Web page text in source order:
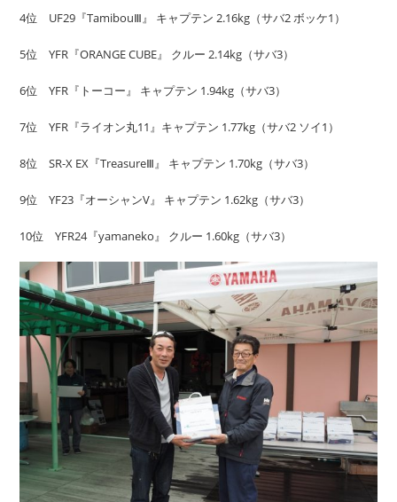
4位 UF29『TamibouⅢ』 キャプテン 2.16kg（サバ2 ボッケ1）
5位 YFR『ORANGE CUBE』 クルー 2.14kg（サバ3）
6位 YFR『トーコー』 キャプテン 1.94kg（サバ3）
7位 YFR『ライオン丸11』キャプテン 1.77kg（サバ2 ソイ1）
8位 SR-X EX『TreasureⅢ』 キャプテン 1.70kg（サバ3）
9位 YF23『オーシャンV』 キャプテン 1.62kg（サバ3）
10位 YFR24『yamaneko』 クルー 1.60kg（サバ3）